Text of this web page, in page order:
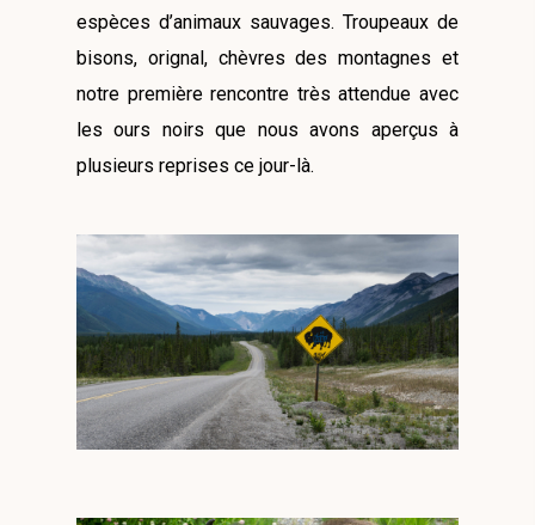
espèces d’animaux sauvages. Troupeaux de
bisons, orignal, chèvres des montagnes et
notre première rencontre très attendue avec
les ours noirs que nous avons aperçus à
plusieurs reprises ce jour-là.